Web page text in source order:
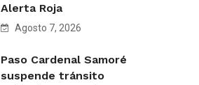
Alerta Roja
Agosto 7, 2026
Paso Cardenal Samoré
suspende tránsito